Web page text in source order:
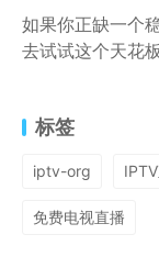
如果你正缺一个
去试试这个天花
标签
iptv-org
免费电视直播